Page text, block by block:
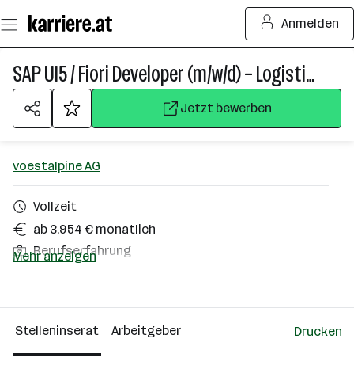
Seiteninhalt
springen
Anmelden
SAP UI5 / Fiori Developer (m/w/d) – Logistik & S/4HANA
Jetzt bewerben
voestalpine AG
Vollzeit
ab 3.954 € monatlich
Berufserfahrung
Mehr anzeigen
Stelleninserat Arbeitgeber Drucken